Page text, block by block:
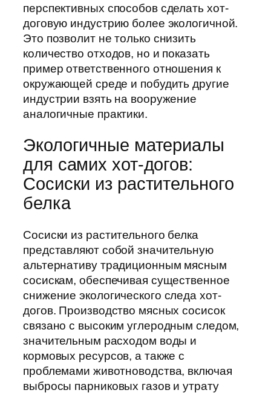
перспективных способов сделать хот-
договую индустрию более экологичной.
Это позволит не только снизить
количество отходов, но и показать
пример ответственного отношения к
окружающей среде и побудить другие
индустрии взять на вооружение
аналогичные практики.
Экологичные материалы
для самих хот-догов:
Сосиски из растительного
белка
Сосиски из растительного белка
представляют собой значительную
альтернативу традиционным мясным
сосискам, обеспечивая существенное
снижение экологического следа хот-
догов. Производство мясных сосисок
связано с высоким углеродным следом,
значительным расходом воды и
кормовых ресурсов, а также с
проблемами животноводства, включая
выбросы парниковых газов и утрату